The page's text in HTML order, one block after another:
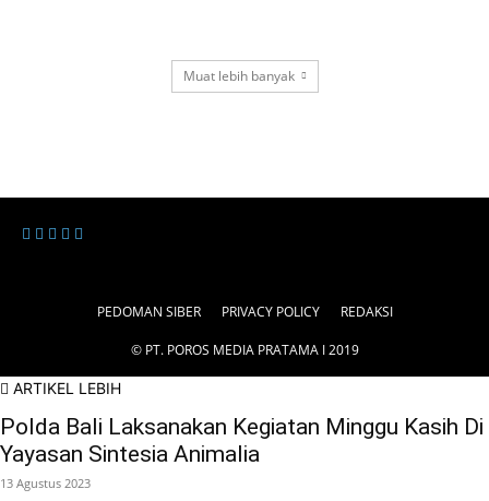
Muat lebih banyak
PEDOMAN SIBER PRIVACY POLICY REDAKSI
© PT. POROS MEDIA PRATAMA I 2019
ARTIKEL LEBIH
Polda Bali Laksanakan Kegiatan Minggu Kasih Di
Yayasan Sintesia Animalia
13 Agustus 2023